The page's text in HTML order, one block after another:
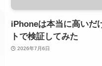
iPhoneは本当に高いだ
トで検証してみた
2026年7月6日